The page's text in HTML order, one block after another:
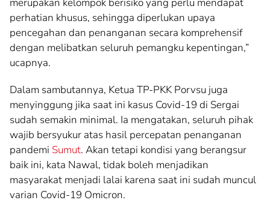
merupakan kelompok berisiko yang perlu mendapat
perhatian khusus, sehingga diperlukan upaya
pencegahan dan penanganan secara komprehensif
dengan melibatkan seluruh pemangku kepentingan,”
ucapnya.
Dalam sambutannya, Ketua TP-PKK Porvsu juga
menyinggung jika saat ini kasus Covid-19 di Sergai
sudah semakin minimal. Ia mengatakan, seluruh pihak
wajib bersyukur atas hasil percepatan penanganan
pandemi Sumut. Akan tetapi kondisi yang berangsur
baik ini, kata Nawal, tidak boleh menjadikan
masyarakat menjadi lalai karena saat ini sudah muncul
varian Covid-19 Omicron.